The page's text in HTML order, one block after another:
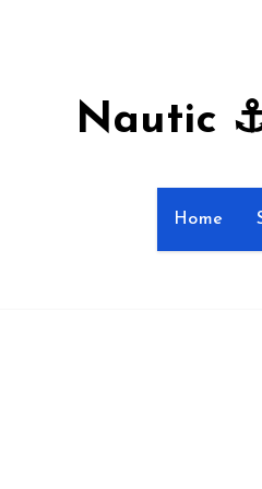
Nautic
Home